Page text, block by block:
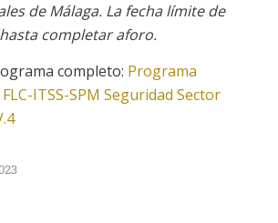
de Málaga. La fecha límite de
completar aforo.
completo: Programa
ITSS-SPM Seguridad Sector